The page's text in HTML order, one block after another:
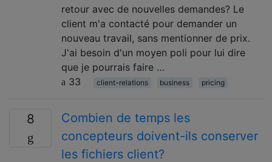
retour avec de nouvelles demandes? Le
client m'a contacté pour demander un
nouveau travail, sans mentionner de prix.
J'ai besoin d'un moyen poli pour lui dire
que je pourrais faire …
33
client-relations business pricing
8
Combien de temps les
concepteurs doivent-ils conserver
les fichiers client?